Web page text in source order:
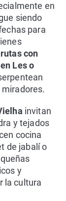
en
siendo
para
rutas con
Les o
invitan
y tejados
cocina
de jabalí o
y
la cultura